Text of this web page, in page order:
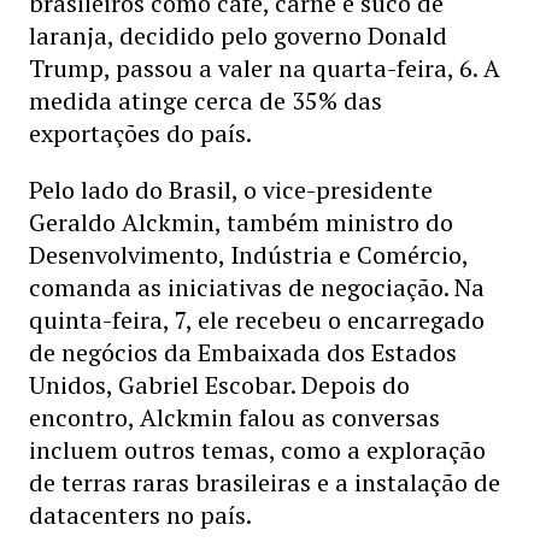
laranja, decidido pelo governo Donald
Trump, passou a valer na quarta-feira, 6. A
medida atinge cerca de 35% das
exportações do país.
Pelo lado do Brasil, o vice-presidente
Geraldo Alckmin, também ministro do
Desenvolvimento, Indústria e Comércio,
comanda as iniciativas de negociação. Na
quinta-feira, 7, ele recebeu o encarregado
de negócios da Embaixada dos Estados
Unidos, Gabriel Escobar. Depois do
encontro, Alckmin falou as conversas
incluem outros temas, como a exploração
de terras raras brasileiras e a instalação de
datacenters no país.